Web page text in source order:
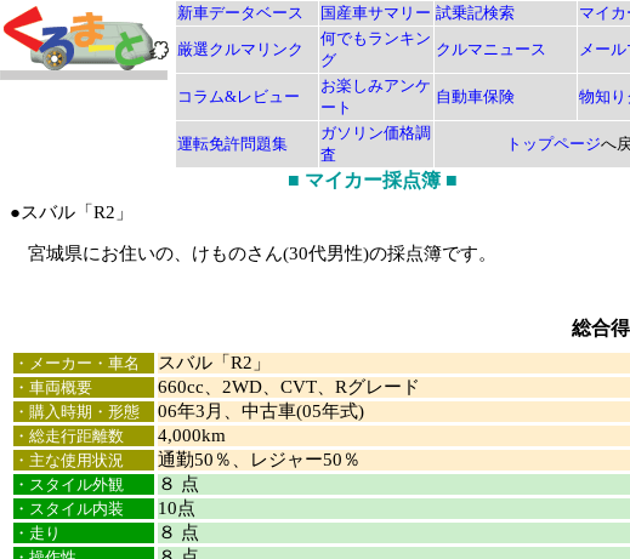
新車データベース 国産車サマリー 試乗記検索
マイ
厳選クルマリンク
何でもランキン
グ
クルマニュース メー
コラム&レビュー
お楽しみアンケ
ート
自動車保険 物知り
運転免許問題集
ガソリン価格調
査
トップページへ
■ マイカー採点簿 ■
●スバル「R2」
宮城県にお住いの、けものさん(30代男性)の採点簿です。
総合
・メーカー・車名 スバル「R2」
・車両概要 660cc、2WD、CVT、Rグレード
・購入時期・形態 06年3月、中古車(05年式)
・総走行距離数 4,000km
・主な使用状況 通勤50％、レジャー50％
・スタイル外観 ８ 点
・スタイル内装 10点
・走り ８ 点